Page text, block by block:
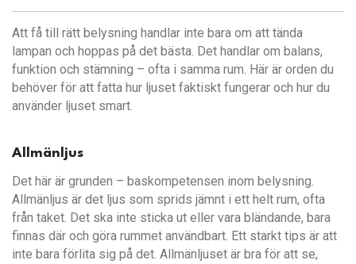
Att få till rätt belysning handlar inte bara om att tända
lampan och hoppas på det bästa. Det handlar om balans,
funktion och stämning – ofta i samma rum. Här är orden du
behöver för att fatta hur ljuset faktiskt fungerar och hur du
använder ljuset smart.
Allmänljus
Det här är grunden – baskompetensen inom belysning.
Allmänljus är det ljus som sprids jämnt i ett helt rum, ofta
från taket. Det ska inte sticka ut eller vara bländande, bara
finnas där och göra rummet användbart. Ett starkt tips är att
inte bara förlita sig på det. Allmänljuset är bra för att se,